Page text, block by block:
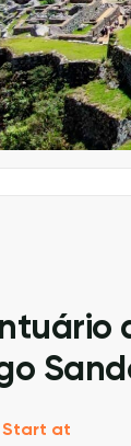
Start at